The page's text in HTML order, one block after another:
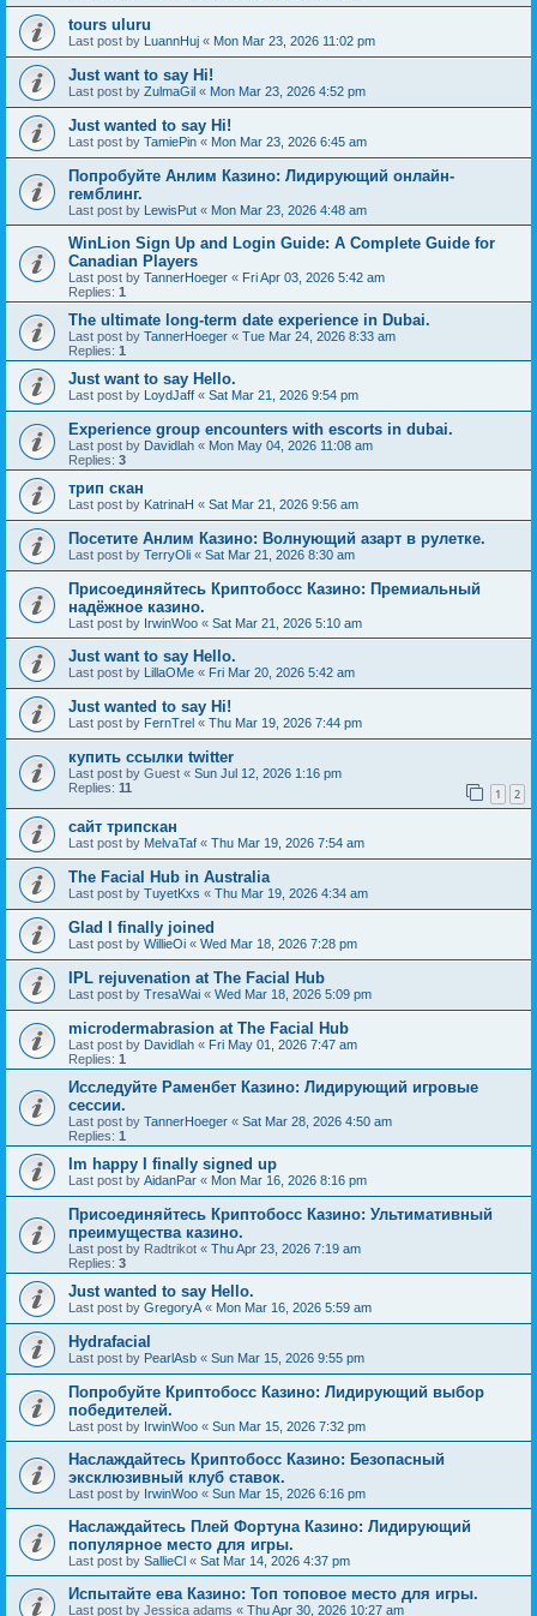
tours uluru
Last post by LuannHuj « Mon Mar 23, 2026 11:02 pm
Just want to say Hi!
Last post by ZulmaGil « Mon Mar 23, 2026 4:52 pm
Just wanted to say Hi!
Last post by TamiePin « Mon Mar 23, 2026 6:45 am
Попробуйте Анлим Казино: Лидирующий онлайн-
гемблинг.
Last post by LewisPut « Mon Mar 23, 2026 4:48 am
WinLion Sign Up and Login Guide: A Complete Guide for
Canadian Players
Last post by TannerHoeger « Fri Apr 03, 2026 5:42 am
Replies: 1
The ultimate long-term date experience in Dubai.
Last post by TannerHoeger « Tue Mar 24, 2026 8:33 am
Replies: 1
Just want to say Hello.
Last post by LoydJaff « Sat Mar 21, 2026 9:54 pm
Experience group encounters with escorts in dubai.
Last post by Davidlah « Mon May 04, 2026 11:08 am
Replies: 3
трип скан
Last post by KatrinaH « Sat Mar 21, 2026 9:56 am
Посетите Анлим Казино: Волнующий азарт в рулетке.
Last post by TerryOli « Sat Mar 21, 2026 8:30 am
Присоединяйтесь Криптобосс Казино: Премиальный
надёжное казино.
Last post by IrwinWoo « Sat Mar 21, 2026 5:10 am
Just want to say Hello.
Last post by LillaOMe « Fri Mar 20, 2026 5:42 am
Just wanted to say Hi!
Last post by FernTrel « Thu Mar 19, 2026 7:44 pm
купить ссылки twitter
Last post by Guest « Sun Jul 12, 2026 1:16 pm
Replies: 11 1 2
сайт трипскан
Last post by MelvaTaf « Thu Mar 19, 2026 7:54 am
The Facial Hub in Australia
Last post by TuyetKxs « Thu Mar 19, 2026 4:34 am
Glad I finally joined
Last post by WillieOi « Wed Mar 18, 2026 7:28 pm
IPL rejuvenation at The Facial Hub
Last post by TresaWai « Wed Mar 18, 2026 5:09 pm
microdermabrasion at The Facial Hub
Last post by Davidlah « Fri May 01, 2026 7:47 am
Replies: 1
Исследуйте Раменбет Казино: Лидирующий игровые
сессии.
Last post by TannerHoeger « Sat Mar 28, 2026 4:50 am
Replies: 1
Im happy I finally signed up
Last post by AidanPar « Mon Mar 16, 2026 8:16 pm
Присоединяйтесь Криптобосс Казино: Ультимативный
преимущества казино.
Last post by Radtrikot « Thu Apr 23, 2026 7:19 am
Replies: 3
Just wanted to say Hello.
Last post by GregoryA « Mon Mar 16, 2026 5:59 am
Hydrafacial
Last post by PearlAsb « Sun Mar 15, 2026 9:55 pm
Попробуйте Криптобосс Казино: Лидирующий выбор
победителей.
Last post by IrwinWoo « Sun Mar 15, 2026 7:32 pm
Наслаждайтесь Криптобосс Казино: Безопасный
эксклюзивный клуб ставок.
Last post by IrwinWoo « Sun Mar 15, 2026 6:16 pm
Наслаждайтесь Плей Фортуна Казино: Лидирующий
популярное место для игры.
Last post by SallieCl « Sat Mar 14, 2026 4:37 pm
Испытайте ева Казино: Топ топовое место для игры.
Last post by Jessica adams « Thu Apr 30, 2026 10:27 am